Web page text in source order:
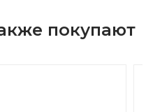
покупают